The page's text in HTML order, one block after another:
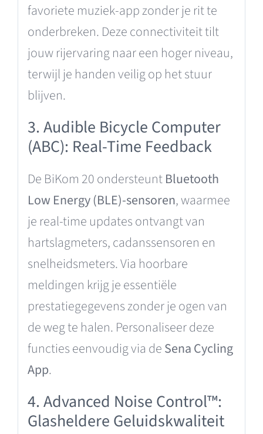
favoriete muziek-app zonder je rit te
onderbreken. Deze connectiviteit tilt
jouw rijervaring naar een hoger niveau,
terwijl je handen veilig op het stuur
blijven.
3. Audible Bicycle Computer
(ABC): Real-Time Feedback
De BiKom 20 ondersteuntBluetooth
Low Energy (BLE)-sensoren, waarmee
je real-time updates ontvangt van
hartslagmeters, cadanssensoren en
snelheidsmeters. Via hoorbare
meldingen krijg je essentiële
prestatiegegevens zonder je ogen van
de weg te halen. Personaliseer deze
functies eenvoudig via deSena Cycling
App.
4. Advanced Noise Control™:
Glasheldere Geluidskwaliteit